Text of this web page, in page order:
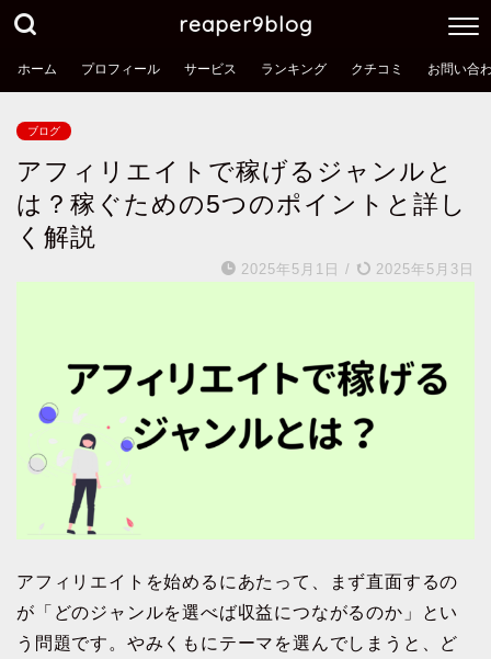
reaper9blog
ホーム プロフィール サービス ランキング クチコミ お問い合
ブログ
アフィリエイトで稼げるジャンルと
は？稼ぐための5つのポイントと詳し
く解説
2025年5月1日 / 2025年5月3日
アフィリエイトを始めるにあたって、まず直面するの
が「どのジャンルを選べば収益につながるのか」とい
う問題です。やみくもにテーマを選んでしまうと、ど